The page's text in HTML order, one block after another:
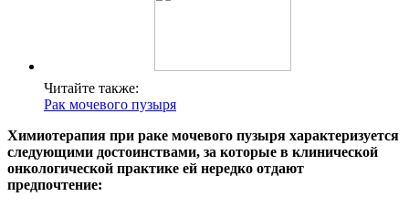
Читайте также:
Рак мочевого пузыря
Химиотерапия при раке мочевого пузыря характеризуется
следующими достоинствами, за которые в клинической
онкологической практике ей нередко отдают
предпочтение: